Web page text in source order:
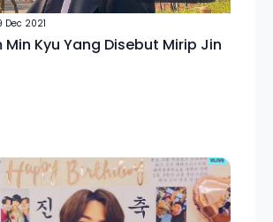
Dec 2021
Min Kyu Yang Disebut Mirip Jin